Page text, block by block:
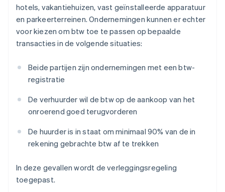
hotels, vakantiehuizen, vast geïnstalleerde apparatuur
en parkeerterreinen. Ondernemingen kunnen er echter
voor kiezen om btw toe te passen op bepaalde
transacties in de volgende situaties:
Beide partijen zijn ondernemingen met een btw-
registratie
De verhuurder wil de btw op de aankoop van het
onroerend goed terugvorderen
De huurder is in staat om minimaal 90% van de in
rekening gebrachte btw af te trekken
In deze gevallen wordt de verleggingsregeling
toegepast.